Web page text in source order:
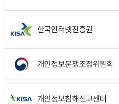
한국인터넷진흥원
개인정보분쟁조정위원회
개인정보침해신고센터